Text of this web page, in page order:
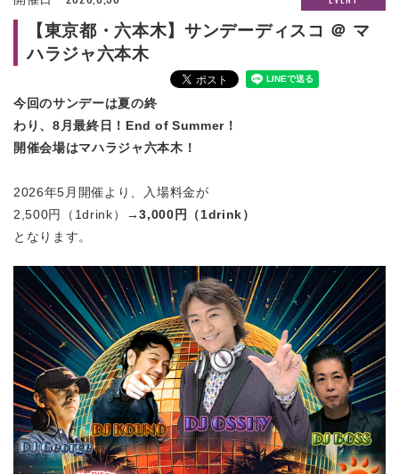
【東京都・六本木】サンデーディスコ ＠ マ
ハラジャ六本木
今回のサンデーは夏の終
わり、8月最終日！End of Summer！
開催会場はマハラジャ六本木！
2026年5月開催より、入場料金が
2,500円（1drink）
→3,000円（1drink）
となります。